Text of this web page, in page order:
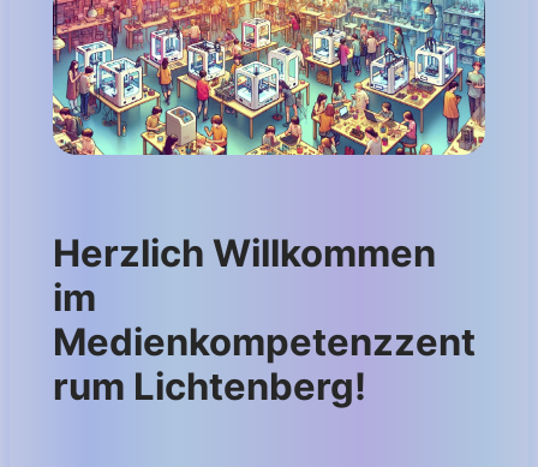
Herzlich Willkommen
im
Medienkompetenzzent
rum Lichtenberg!